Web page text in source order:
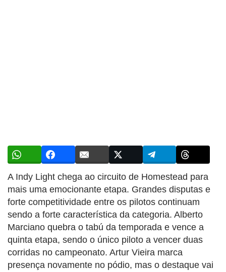
A Indy Light chega ao circuito de Homestead para
mais uma emocionante etapa. Grandes disputas e
forte competitividade entre os pilotos continuam
sendo a forte característica da categoria. Alberto
Marciano quebra o tabú da temporada e vence a
quinta etapa, sendo o único piloto a vencer duas
corridas no campeonato. Artur Vieira marca
presença novamente no pódio, mas o destaque vai